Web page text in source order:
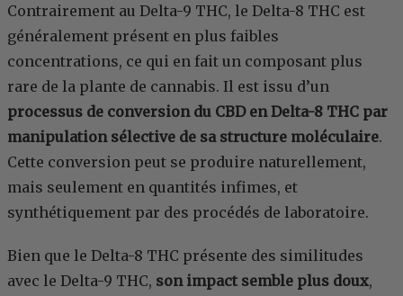
Contrairement au Delta-9 THC, le Delta-8 THC est
généralement présent en plus faibles
concentrations, ce qui en fait un composant plus
rare de la plante de cannabis. Il est issu d’un
processus de conversion du CBD en Delta-8 THC par
manipulation sélective de sa structure moléculaire.
Cette conversion peut se produire naturellement,
mais seulement en quantités infimes, et
synthétiquement par des procédés de laboratoire.
Bien que le Delta-8 THC présente des similitudes
avec le Delta-9 THC, son impact semble plus doux,